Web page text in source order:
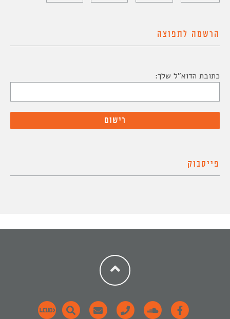
הרשמה לתפוצה
כתובת הדוא"ל שלך:
פייסבוק